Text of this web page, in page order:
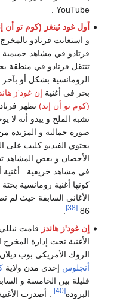
YouTube .
أول غود ثينغز (كوم تو أن
و استعانت فرتادو
فرتادو في مشاهد
تنتقل فرتادو في منطقة
الرومانسية بشكل أو
بحر في أغنية إن غود'ز
(كوم تو أن إند) تظهر
تشبه الملح و يبدو أنه لا
صورة جمالية و المزيدة
يحتوي الفيديو كليب على
الأحضان و بعض المشاهد
في مشاهد خريفية . أغنية
كونها أغنية رومانسية
الأغاني السابقة حيث لم
86
[38]
إن غود'ز هاندز
الأغنية تحت إدارة
الروك الأمريكي بوب
أنجلوس إحدى مدن ولاية
قليلة بين الخامسة و
البرودة[40]
. أصدرت